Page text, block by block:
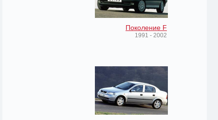
Поколение F
1991 - 2002